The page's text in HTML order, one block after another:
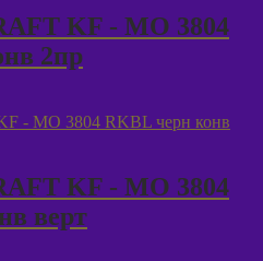
KF - MO 3804
2пр
KF - MO 3804
верт